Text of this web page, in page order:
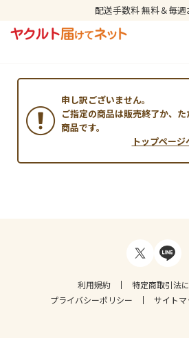
配送手数料 無料＆毎週
申し訳ございません。
ご指定の商品は販売終了か、
商品です。
トップページ
利用規約
特定商取引法
プライバシーポリシー
サイトマ